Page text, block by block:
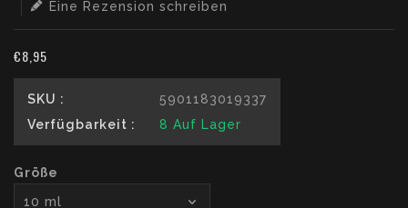
Eine Rezension schreiben
€8,95
SKU :
5901183019337
Verfügbarkeit :
8 Auf Lager
Größe